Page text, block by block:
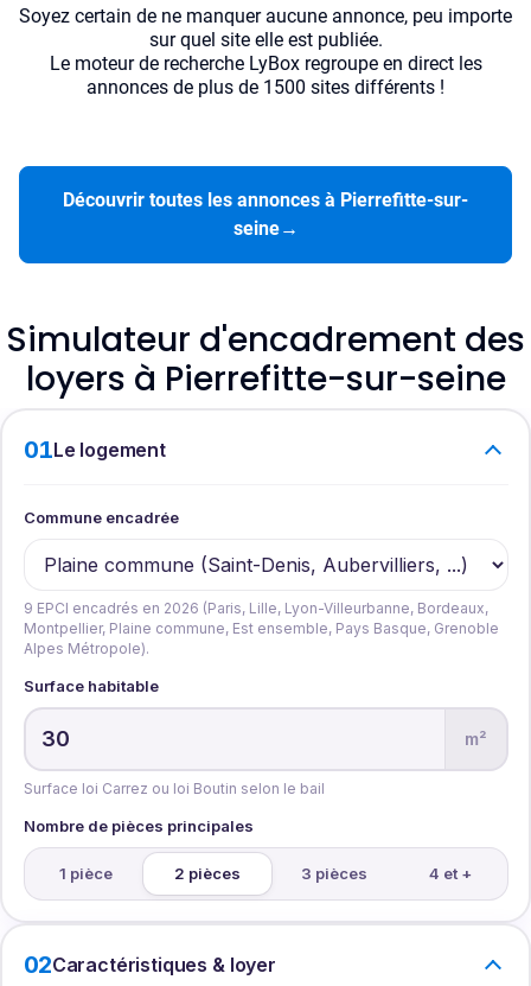
Soyez certain de ne manquer aucune annonce, peu importe
sur quel site elle est publiée.
Le moteur de recherche LyBox regroupe en direct les
annonces de plus de 1500 sites différents !
Découvrir toutes les annonces à Pierrefitte-sur-
seine→
Simulateur d'encadrement des
loyers à Pierrefitte-sur-seine